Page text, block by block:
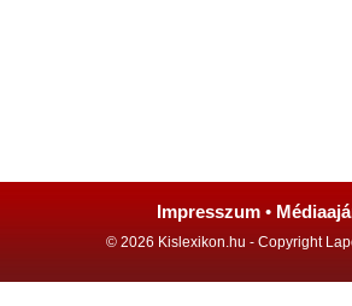
Impresszum •
© 2026 Kislexikon.hu - Copyright